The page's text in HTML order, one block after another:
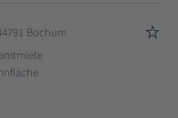
Bochum